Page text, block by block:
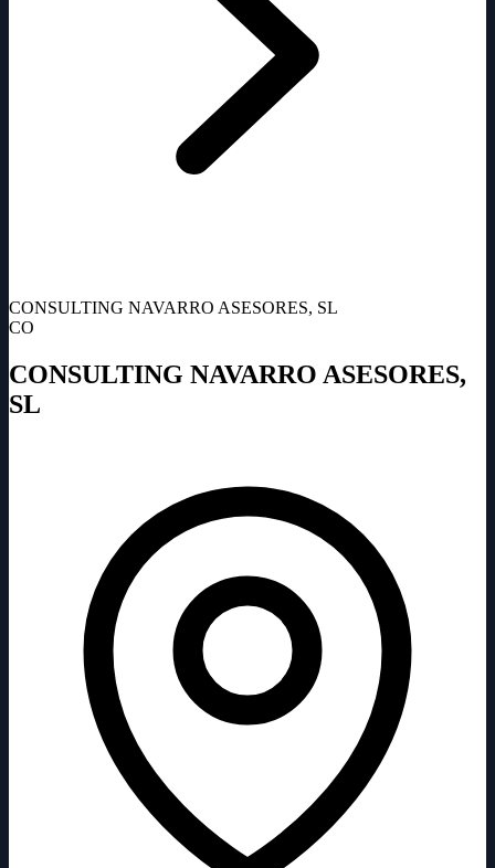
CONSULTING NAVARRO ASESORES, SL
CO
CONSULTING NAVARRO ASESORES,
SL